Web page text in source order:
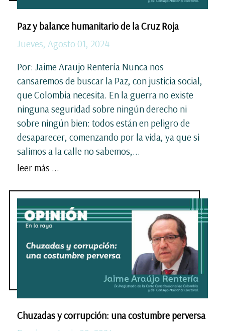
Paz y balance humanitario de la Cruz Roja
Jueves, Agosto 01, 2024
Por: Jaime Araujo Rentería Nunca nos
cansaremos de buscar la Paz, con justicia social,
que Colombia necesita. En la guerra no existe
ninguna seguridad sobre ningún derecho ni
sobre ningún bien: todos están en peligro de
desaparecer, comenzando por la vida, ya que si
salimos a la calle no sabemos,...
leer más ...
Chuzadas y corrupción: una costumbre perversa